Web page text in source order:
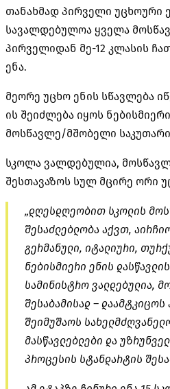
თანახმად პირველი უცხოური
სავალდებულოა ყველა
პირველიდან მე-12 კლასის
ენა.
მეორე უცხო ენის სწავლება
ის შეიძლება იყოს
მოსწავლე/მშობელი
სკოლა ვალდებულია,
შესთავაზოს სულ მცირე ორი
„დღესდღეობით სკოლის
შესაძლებლობა აქვთ,
გერმანული, იტალიური,
ნებისმიერი ენის
სამინისტრო ვალდებულია,
შესაბამისად – დაამტკიცოს
შეიმუშაოს
მასწავლებლები და
პროცესის სტანდარტის